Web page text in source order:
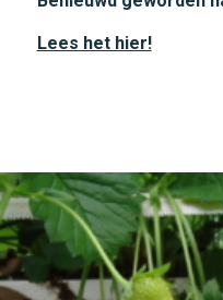
Lees het hier!